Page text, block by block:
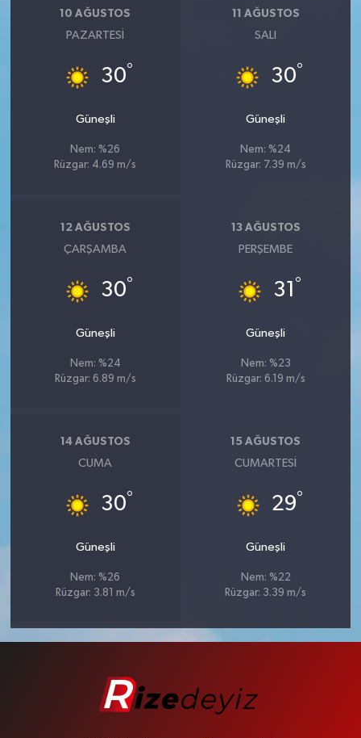
10 AĞUSTOS
PAZARTESI
30°
Güneşli
Nem: %26
Rüzgar: 4.69 m/s
11 AĞUSTOS
SALI
30°
Güneşli
Nem: %24
Rüzgar: 7.39 m/s
12 AĞUSTOS
ÇARŞAMBA
30°
Güneşli
Nem: %24
Rüzgar: 6.89 m/s
13 AĞUSTOS
PERŞEMBE
31 °
Güneşli
Nem: %23
Rüzgar: 6.19 m/s
14 AĞUSTOS
CUMA
30°
Güneşli
Nem: %26
Rüzgar: 3.81 m/s
15 AĞUSTOS
CUMARTESI
29°
Güneşli
Nem: %22
Rüzgar: 3.39 m/s